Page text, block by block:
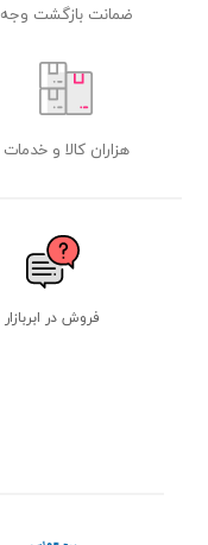
ضمانت بازگشت وجه
هزاران کالا و خدمات
فروش در ابربازار